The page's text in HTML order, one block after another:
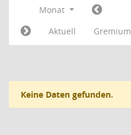
Monat
Aktuell
Keine Daten gefunden.